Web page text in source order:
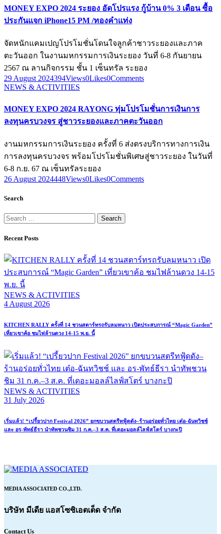
MONEY EXPO 2024 ระยอง อัดโปรแรง กู้บ้าน 0% 3 เดือน ซื้อ
ประกันแจก iPhone15 PM /ทองคำแท่ง
จัดหนักแคมเปญโปรโมชั่นโดนใจลูกค้าชาวระยองและภาค
ตะวันออก ในงานมหกรรมการเงินระยอง วันที่ 6-8 กันยายน
2567 ณ ลานกิจกรรม ชั้น 1 เซ็นทรัล ระยอง
29 August 2024394Views0Likes0Comments
NEWS & ACTIVITIES
MONEY EXPO 2024 RAYONG ทุ่มโปรโมชั่นการเงินการ
ลงทุนครบวงจร สู่ชาวระยองและภาคตะวันออก
งานมหกรรมการเงินระยอง ครั้งที่ 6 ส่งตรงบริการทางการเงิน
การลงทุนครบวงจร พร้อมโปรโมชั่นพิเศษสู่ชาวระยอง ในวันที่
6-8 ก.ย. 67 ณ เซ็นทรัลระยอง
26 August 2024448Views0Likes0Comments
Search
Search
for:
Recent Posts
NEWS & ACTIVITIES
4 August 2026
KITCHEN RALLY ครั้งที่ 14 ชวนสตาร์ทรถรับลมหนาว เปิดประสบการณ์ “Magic Garden”
เที่ยวเขาค้อ ชมไฟล้านดวง 14-15 พ.ย. นี้
NEWS & ACTIVITIES
31 July 2026
เริ่มแล้ว! “เปรี้ยวปาก Festival 2026” ยกขบวนสตรีทฟู้ดดัง–ร้านอร่อยทั่วไทย เต๋อ-ฉันทวิชช์
และ อร-พัทธ์ธีรา นำทัพชวนชิม 31 ก.ค.–3 ส.ค. ที่เดอะมอลล์ไลฟ์สโตร์ บางกะปิ
MEDIA ASSOCIATED CO.,LTD.
บริษัท มีเดีย แอสโซซิเอตเต็ด จำกัด
Contact Us